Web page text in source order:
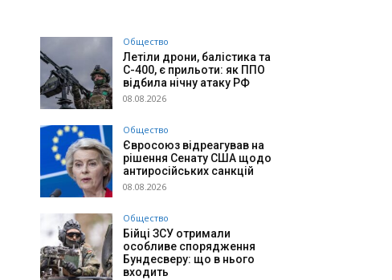
Общество
Летіли дрони, балістика та
С-400, є прильоти: як ППО
відбила нічну атаку РФ
08.08.2026
Общество
Євросоюз відреагував на
рішення Сенату США щодо
антиросійських санкцій
08.08.2026
Общество
Бійці ЗСУ отримали
особливе спорядження
Бундесверу: що в нього
входить